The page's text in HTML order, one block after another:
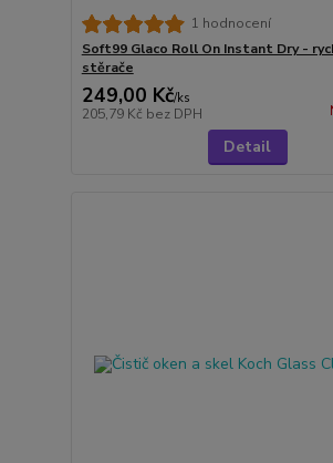
1 hodnocení
Soft99 Glaco Roll On Instant Dry -
stěrače
249,00 Kč/ks
205,79 Kč bez DPH
Detail